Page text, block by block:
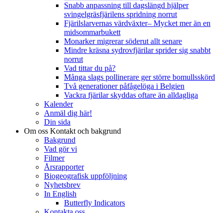
Snabb anpassning till dagslängd hjälper
svingelgräsfjärilens spridning norrut
Fjärilslarvernas värdväxter– Mycket mer än en
midsommarbukett
Monarker migrerar söderut allt senare
Mindre kräsna sydrovfjärilar sprider sig snabbt
norrut
Vad tittar du på?
Många slags pollinerare ger större bomullsskörd
Två generationer påfågelöga i Belgien
Vackra fjärilar skyddas oftare än alldagliga
Kalender
Anmäl dig här!
Din sida
Om oss Kontakt och bakgrund
Bakgrund
Vad gör vi
Filmer
Årsrapporter
Biogeografisk uppföljning
Nyhetsbrev
In English
Butterfly Indicators